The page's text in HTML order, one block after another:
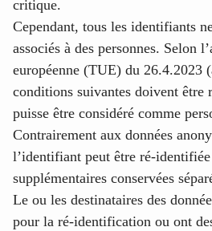
critique.
Cependant, tous les identifiants
associés à des personnes. Selon
européenne (TUE) du 26.4.2023
conditions suivantes doivent être
puisse être considéré comme
Contrairement aux données
l’identifiant peut être ré-
supplémentaires conservées
Le ou les destinataires des
pour la ré-identification ou ont